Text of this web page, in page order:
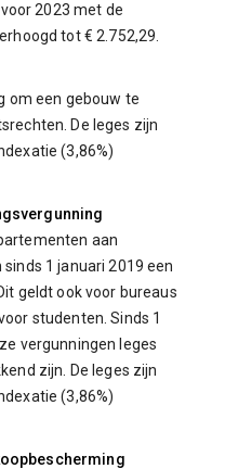
2023 met de
tot € 2.752,29.
om een gebouw te
De leges zijn
(3,86%)
aan
1 januari 2019 een
geldt ook voor bureaus
studenten. Sinds 1
vergunningen leges
zijn. De leges zijn
(3,86%)